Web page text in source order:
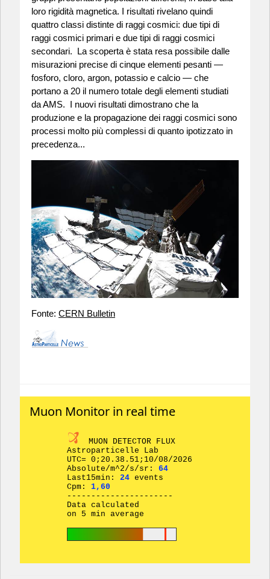
loro rigidità magnetica. I risultati rivelano quindi
quattro classi distinte di raggi cosmici: due tipi di
raggi cosmici primari e due tipi di raggi cosmici
secondari. La scoperta è stata resa possibile dalle
misurazioni precise di cinque elementi pesanti —
fosforo, cloro, argon, potassio e calcio — che
portano a 20 il numero totale degli elementi studiati
da AMS. I nuovi risultati dimostrano che la
produzione e la propagazione dei raggi cosmici sono
processi molto più complessi di quanto ipotizzato in
precedenza...
Fonte: CERN Bulletin
Muon Monitor in real time